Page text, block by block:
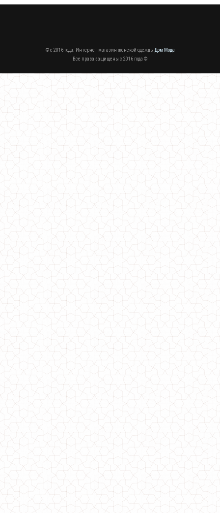
Модный женский кардиган халат с поясом
Модный женский кардиган букле
850.00грн.
Женский модный полушубок со вставками из кожи
1130.00грн.
© c 2016 года. Интернет магазин женской одежды Дом Мода
Все права защищены c 2016 года ©